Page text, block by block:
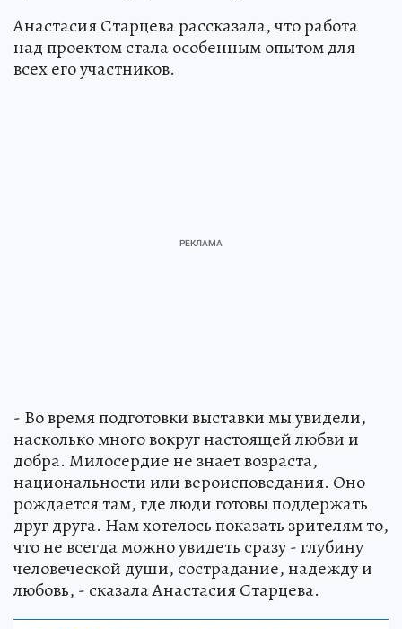
Анастасия Старцева рассказала, что работа
над проектом стала особенным опытом для
всех его участников.
- Во время подготовки выставки мы увидели,
насколько много вокруг настоящей любви и
добра. Милосердие не знает возраста,
национальности или вероисповедания. Оно
рождается там, где люди готовы поддержать
друг друга. Нам хотелось показать зрителям то,
что не всегда можно увидеть сразу - глубину
человеческой души, сострадание, надежду и
любовь, - сказала Анастасия Старцева.